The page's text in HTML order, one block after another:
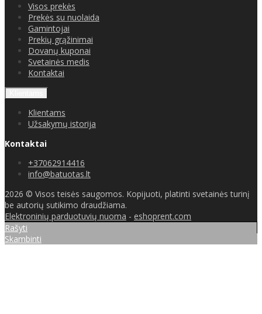
Visos prekės
Prekės su nuolaida
Gamintojai
Prekių grąžinimai
Dovanų kuponai
Svetainės medis
Kontaktai
Klientams
Užsakymų istorija
Kontaktai
+37062914416
info@batuotas.lt
2026 © Visos teisės saugomos. Kopijuoti, platinti svetainės turinį
be autorių sutikimo draudžiama.
Elektroninių parduotuvių nuoma - eshoprent.com
Rašyti
Skambinti